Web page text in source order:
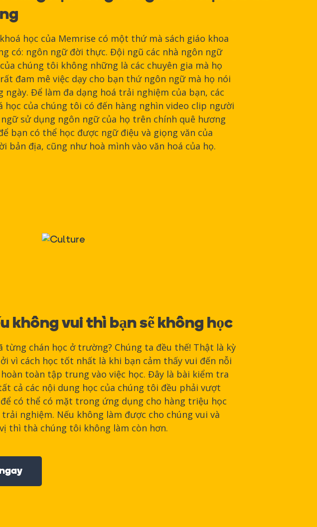
học của Memrise có một thứ mà sách giáo khoa
có: ngôn ngữ đời thực. Đội ngũ các nhà ngôn ngữ
chúng tôi không những là các chuyên gia mà họ
đam mê việc dạy cho bạn thứ ngôn ngữ mà họ nói
ngày. Để làm đa dạng hoá trải nghiệm của bạn, các
học của chúng tôi có đến hàng nghìn video clip người
sử dụng ngôn ngữ của họ trên chính quê hương
bạn có thể học được ngữ điệu và giọng văn của
bản địa, cũng như hoà mình vào văn hoá của họ.
không vui thì bạn sẽ không học
từng chán học ở trường? Chúng ta đều thế! Thật là kỳ
vì cách học tốt nhất là khi bạn cảm thấy vui đến nỗi
toàn tập trung vào việc học. Đây là bài kiểm tra
cả các nội dung học của chúng tôi đều phải vượt
có thể có mặt trong ứng dụng cho hàng triệu học
trải nghiệm. Nếu không làm được cho chúng vui và
thì thà chúng tôi không làm còn hơn.